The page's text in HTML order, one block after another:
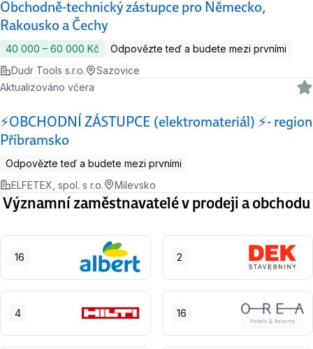
Obchodně-technický zástupce pro Německo,
Rakousko a Čechy
40 000 ‍–‍ 60 000 Kč
Odpovězte teď a budete mezi prvními
Dudr Tools s.r.o.
Sazovice
⚡OBCHODNÍ ZÁSTUPCE (elektromateriál) ⚡- region
Příbramsko
Aktualizováno včera
Odpovězte teď a budete mezi prvními
ELFETEX, spol. s r.o.
Milevsko
Významní zaměstnavatelé v prodeji a obchodu
16 2
4 16